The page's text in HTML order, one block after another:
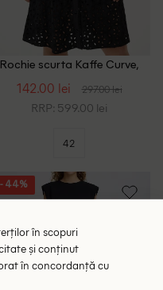
Rochie scurta Kaffe Curve,
142.00 lei 297.00 lei
RRP: 599.00 lei
42
- 44%
în scopuri
și conținut
în concordanță cu